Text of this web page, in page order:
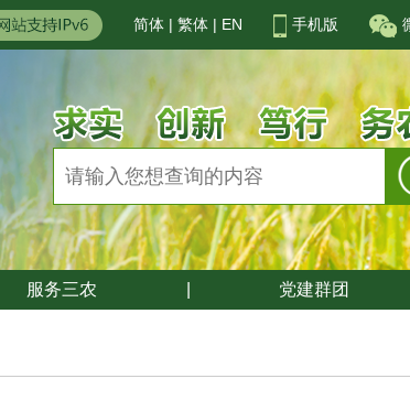
简体 | 繁体 | EN 手机版
服务三农 党建群团